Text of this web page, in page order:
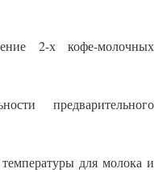
2-х кофе-молочных
предварительного
для молока и